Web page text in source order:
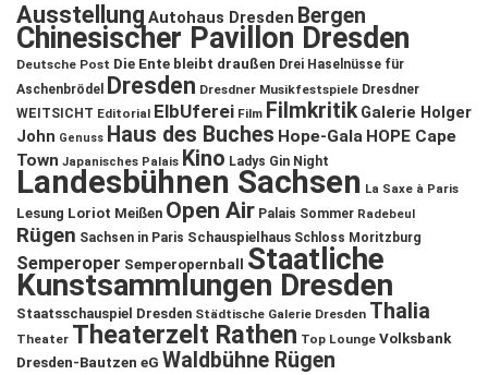
Ausstellung Autohaus Dresden Bergen
Chinesischer Pavillon Dresden
Deutsche Post Die Ente bleibt draußen Drei Haselnüsse für
Aschenbrödel
Dresden Dresdner Musikfestspiele Dresdner
WEITSICHT Editorial ElbUferei Film Filmkritik Galerie Holger
John Genuss Haus des Buches Hope-Gala HOPE Cape
Town Japanisches Palais Kino Ladys Gin Night
Landesbühnen Sachsen La Saxe à Paris
Lesung Loriot Meißen Open Air Palais Sommer Radebeul
Rügen Sachsen in Paris Schauspielhaus Schloss Moritzburg
Semperoper Semperopernball Staatliche
Kunstsammlungen Dresden
Staatsschauspiel Dresden Städtische Galerie Dresden Thalia
Theater Theaterzelt Rathen Top Lounge Volksbank
Dresden-Bautzen eG Waldbühne Rügen